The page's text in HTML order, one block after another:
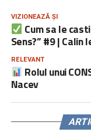
VIZIONEAZĂ ȘI
Cum sa le
Sens?” #9 | Calin
RELEVANT
Rolul unui
Nacev